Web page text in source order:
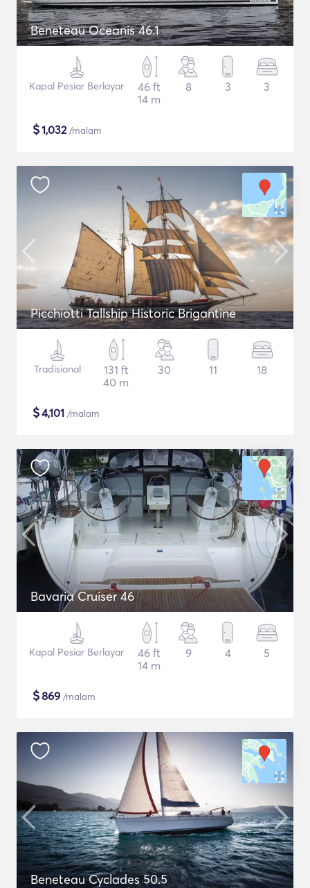
Beneteau Oceanis 46.1
Kapal Pesiar Berlayar
46 ft
14 m
8 3 3
$1,032/malam
Picchiotti Tallship Historic Brigantine
Tradisional
131 ft
40 m
30 11 18
$4,101 /malam
Bavaria Cruiser 46
Kapal Pesiar Berlayar
46 ft
14 m
9 4 5
$869 /malam
Beneteau Cyclades 50.5